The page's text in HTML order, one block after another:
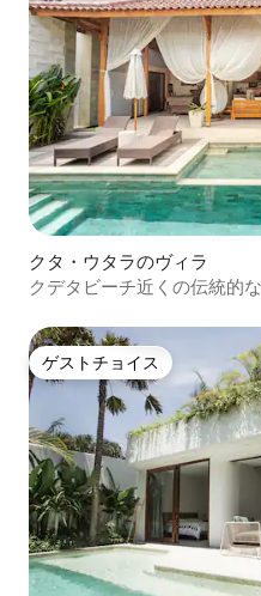
クタ・ウタラのヴィラ
クデタビーチ近くの伝統的
ゲストチョイス
ゲストチョイス